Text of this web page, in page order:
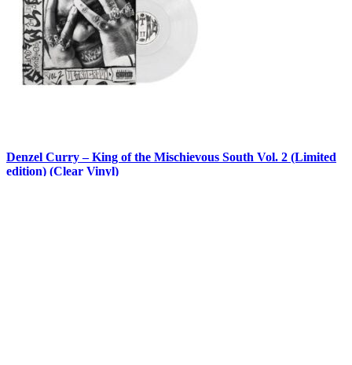
Denzel Curry – King of the Mischievous South Vol. 2 (Limited
edition) (Clear Vinyl)